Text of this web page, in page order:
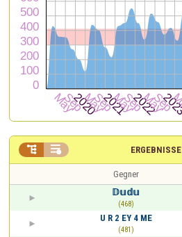
ERGEBNISSE
 
Gegner
𝔻𝕦𝕕𝕦
(468)
U R 2 EY 4 ME
(481)